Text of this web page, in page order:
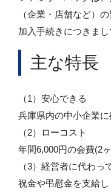
（企業・店舗など）
加入手続きにつきま
主な特長
（1）安心できる
兵庫県内の中小企業
（2）ローコスト
年間6,000円の会費(2
（3）経営者に代わっ
祝金や弔慰金を支給し